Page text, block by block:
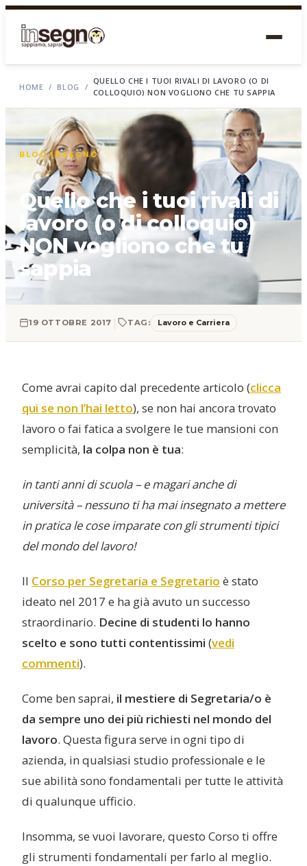
HOME / BLOG /
QUELLO CHE I TUOI RIVALI DI LAVORO (O DI
COLLOQUIO) NON VOGLIONO CHE TU SAPPIA
BLOG INSEGNO
Quello che i tuoi rivali di
lavoro (o di colloquio)
NON vogliono che tu
sappia
19 OTTOBRE 2017 | TAG: Lavoro e Carriera
Come avrai capito dal precedente articolo (clicca
qui se non l’hai letto), se non hai ancora trovato
lavoro o fai fatica a svolgere le tue mansioni con
semplicità, la colpa non è tua:
in tanti anni di scuola – e magari anche di
università – nessuno ti ha mai insegnato a mettere
in pratica le cose imparate con gli strumenti tipici
del mondo del lavoro!
Il Corso per Segretaria e Segretario è stato
ideato nel 2017 e ha già avuto un successo
straordinario. Decine di studenti lo hanno
scelto e sono tutti contentissimi (vedi
commenti).
Come ben saprai, il mestiere di Segretaria/o è
da sempre uno dei più richiesti nel mondo del
lavoro. Questa figura serve in ogni tipo di
azienda, in qualsiasi studio professionale e le
sue abilità sono fondamentali per tutte le attività
di qualunque ufficio.
Insomma, se vuoi lavorare, questo Corso ti offre
gli strumenti fondamentali per farlo al meglio.